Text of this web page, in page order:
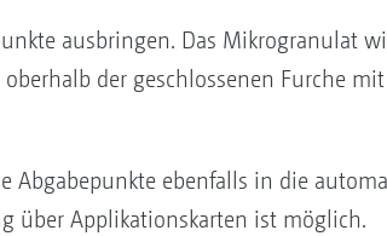
ausbringen. Das Mikrogranulat
der geschlossenen Furche
Abgabepunkte ebenfalls in die
über Applikationskarten ist möglich.